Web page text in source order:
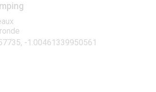
-1.00461339950561